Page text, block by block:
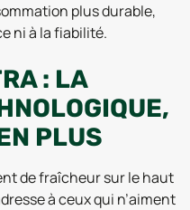
plus durable,
ni à la fiabilité.
: LA
PLUS
de fraîcheur sur le haut
à ceux qui n’aiment